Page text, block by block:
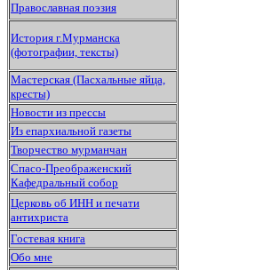
Православная поэзия
История г.Мурманска
(фотографии, тексты)
Мастерская (Пасхальные яйца,
кресты)
Новости из прессы
Из епархиальной газеты
Творчество мурманчан
Спасо-Преображенский
Кафедральный собор
Церковь об ИНН и печати
антихриста
Гостевая книга
Обо мне